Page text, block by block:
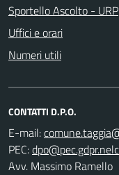
Sportello Ascolto - URP
Uffici e orari
Numeri utili
CONTATTI D.P.O.
E-mail:
PEC:
Avv. Massimo Ramello